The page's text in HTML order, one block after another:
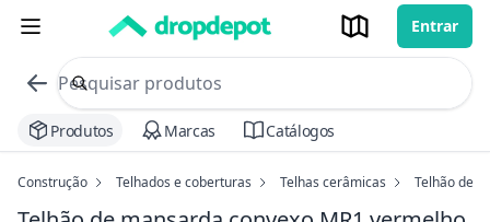
Entrar
commerce search no header
Procurar
Produtos Marcas Catálogos
Construção Telhados e coberturas Telhas cerâmicas Telhão de